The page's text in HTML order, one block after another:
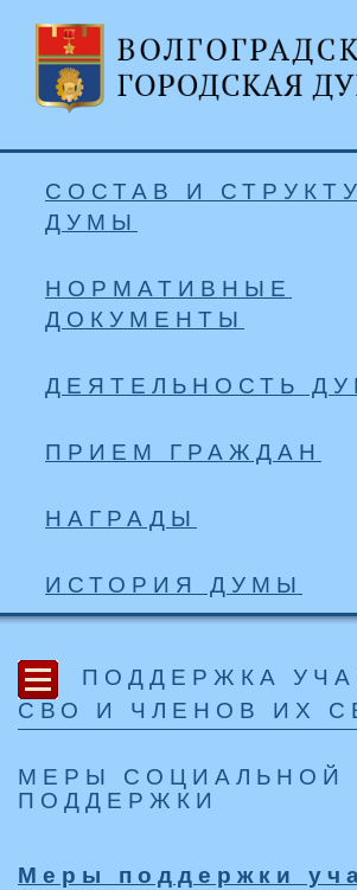
СОСТАВ И
ДУМЫ
НОРМАТИВНЫЕ
ДОКУМЕНТЫ
ДЕЯТЕЛЬНОСТЬ
ПРИЕМ ГРАЖДАН
НАГРАДЫ
ИСТОРИЯ ДУМЫ
ПОДДЕРЖКА
СВО И ЧЛЕНОВ ИХ
МЕРЫ СОЦИАЛЬНОЙ
ПОДДЕРЖКИ
Меры поддержки